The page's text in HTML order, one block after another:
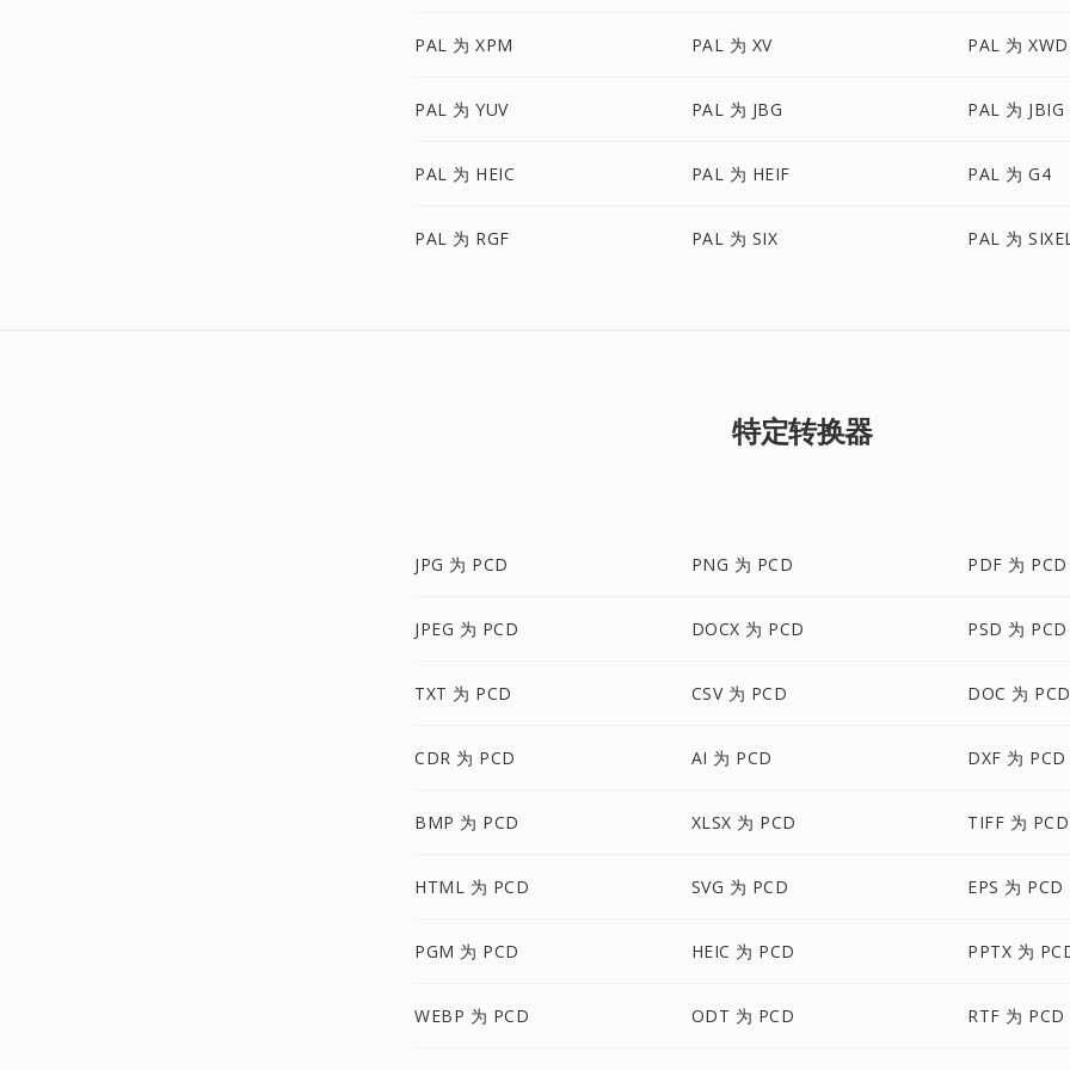
PAL 为 XPM PAL 为 XV PAL 为 XWD
PAL 为 YUV PAL 为 JBG PAL 为 JBIG
PAL 为 HEIC PAL 为 HEIF PAL 为 G4
PAL 为 RGF PAL 为 SIX PAL 为
特定转换器
JPG 为 PCD PNG 为 PCD PDF 为 PCD
JPEG 为 PCD DOCX 为 PCD PSD 为 PCD
TXT 为 PCD CSV 为 PCD DOC 为 PCD
CDR 为 PCD AI 为 PCD DXF 为 PCD
BMP 为 PCD XLSX 为 PCD TIFF 为 PCD
HTML 为 PCD SVG 为 PCD EPS 为 PCD
PGM 为 PCD HEIC 为 PCD PPTX 为
WEBP 为 PCD ODT 为 PCD RTF 为 PCD